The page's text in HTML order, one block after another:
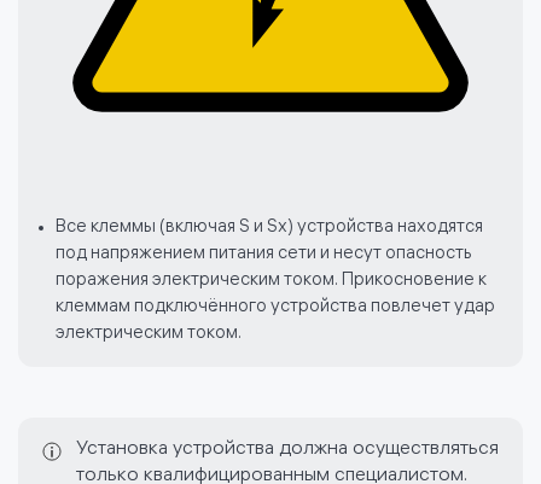
Все клеммы (включая S и Sx) устройства находятся
под напряжением питания сети и несут опасность
поражения электрическим током. Прикосновение к
клеммам подключённого устройства повлечет удар
электрическим током.
Установка устройства должна осуществляться
только квалифицированным специалистом.